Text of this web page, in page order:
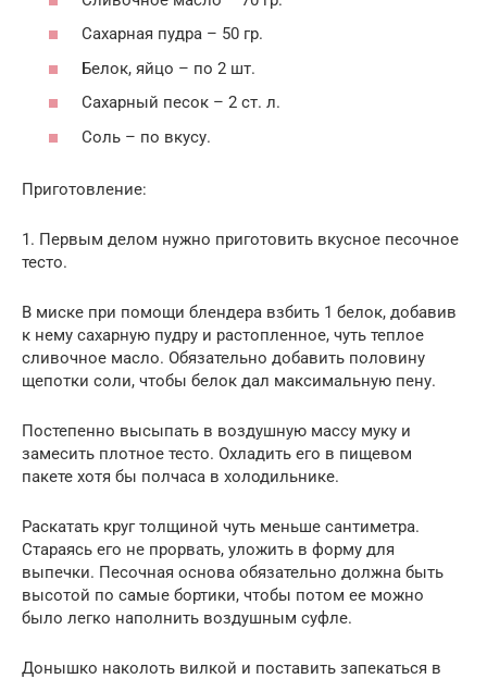
Сахарная пудра – 50 гр.
Белок, яйцо – по 2 шт.
Сахарный песок – 2 ст. л.
Соль – по вкусу.
Приготовление:
1. Первым делом нужно приготовить вкусное песочное
тесто.
В миске при помощи блендера взбить 1 белок, добавив
к нему сахарную пудру и растопленное, чуть теплое
сливочное масло. Обязательно добавить половину
щепотки соли, чтобы белок дал максимальную пену.
Постепенно высыпать в воздушную массу муку и
замесить плотное тесто. Охладить его в пищевом
пакете хотя бы полчаса в холодильнике.
Раскатать круг толщиной чуть меньше сантиметра.
Стараясь его не прорвать, уложить в форму для
выпечки. Песочная основа обязательно должна быть
высотой по самые бортики, чтобы потом ее можно
было легко наполнить воздушным суфле.
Донышко наколоть вилкой и поставить запекаться в